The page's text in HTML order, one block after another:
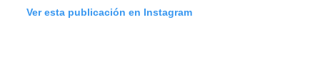
Ver esta publicación en Instagram